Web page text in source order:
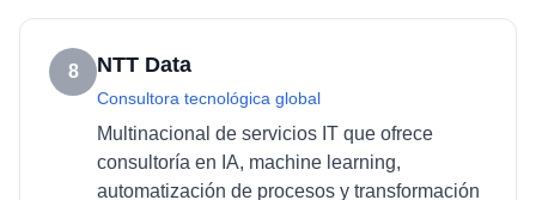
8 NTT Data
Consultora tecnológica global
Multinacional de servicios IT que ofrece
consultoría en IA, machine learning,
automatización de procesos y transformación